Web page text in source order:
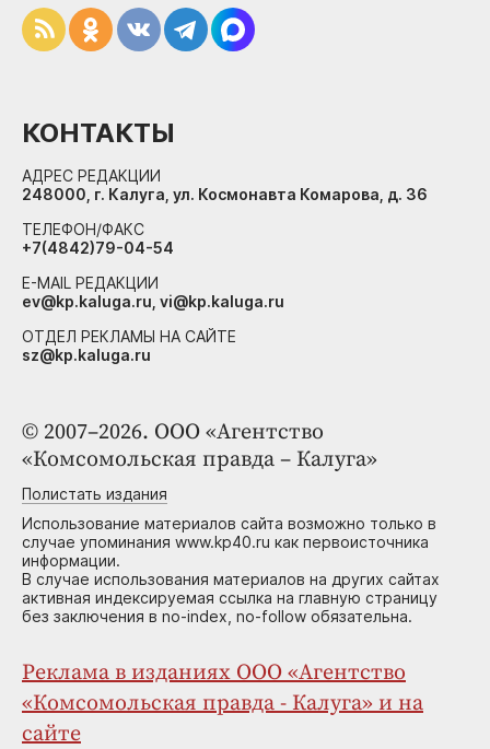
© 2007–2026. ООО «Агентство
«Комсомольская правда – Калуга»
Полистать издания
Использование материалов сайта возможно только в
случае упоминания www.kp40.ru как первоисточника
информации.
В случае использования материалов на других сайтах
активная индексируемая ссылка на главную страницу
без заключения в no-index, no-follow обязательна.
Реклама в изданиях ООО «Агентство
«Комсомольская правда - Калуга» и на
сайте
КОНТАКТЫ
АДРЕС РЕДАКЦИИ
248000, г. Калуга, ул. Космонавта Комарова, д. 36
ТЕЛЕФОН/ФАКС
+7(4842)79-04-54
E-MAIL РЕДАКЦИИ
ev@kp.kaluga.ru, vi@kp.kaluga.ru
ОТДЕЛ РЕКЛАМЫ НА САЙТЕ
sz@kp.kaluga.ru